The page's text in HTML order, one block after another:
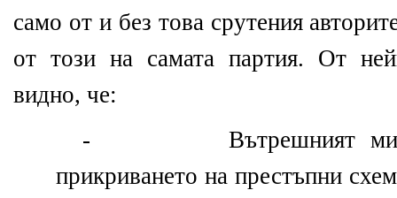
само от и без това срутения
от този на самата партия. От
видно, че:
-
Вътрешният
прикриването на престъпни